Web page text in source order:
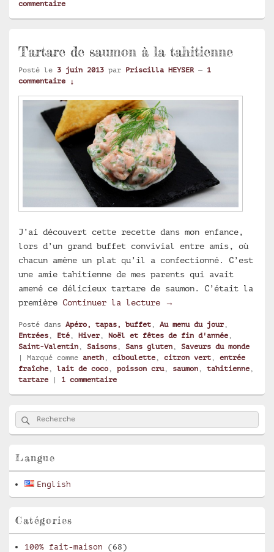
commentaire
Tartare de saumon à la tahitienne
Posté le 3 juin 2013 par Priscilla HEYSER — 1
commentaire ↓
J’ai découvert cette recette dans mon enfance,
lors d’un grand buffet convivial entre amis, où
chacun amène un plat qu’il a confectionné. C’est
une amie tahitienne de mes parents qui avait
amené ce délicieux tartare de saumon. C’était la
première Continuer la lecture Tartare de saumon à
→
Posté dans Apéro, tapas, buffet Au menu du jour,
Entrées
Eté Hiver, Noël et fêtes de fin d'année
Saint-Valentin
Saisons Sans gluten
Saveurs du monde
| Marqué comme aneth ciboulette citron vert
entrée
fraîche
lait de coco poisson cru, saumon tahitienne
tartare
| 1 commentaire
Zone
principale
de
pour
latérale
Recherche :
Rechercher
Langue
English
Catégories
100% fait-maison (68)